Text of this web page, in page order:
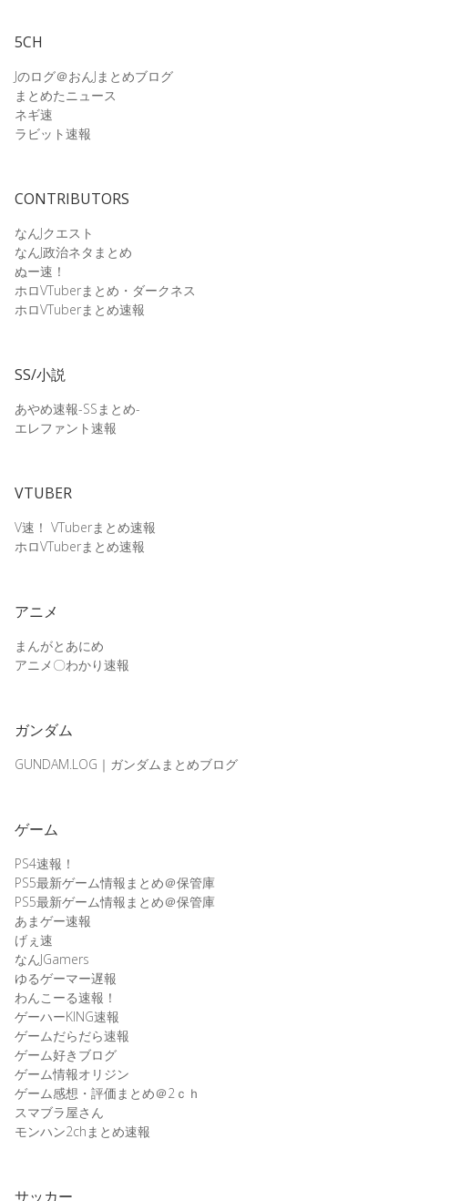
5CH
Jのログ＠おんJまとめブログ
まとめたニュース
ネギ速
ラビット速報
CONTRIBUTORS
なんJクエスト
なんJ政治ネタまとめ
ぬー速！
ホロVTuberまとめ・ダークネス
ホロVTuberまとめ速報
SS/小説
あやめ速報-SSまとめ-
エレファント速報
VTUBER
V速！ VTuberまとめ速報
ホロVTuberまとめ速報
アニメ
まんがとあにめ
アニメ〇わかり速報
ガンダム
GUNDAM.LOG｜ガンダムまとめブログ
ゲーム
PS4速報！
PS5最新ゲーム情報まとめ＠保管庫
PS5最新ゲーム情報まとめ＠保管庫
あまゲー速報
げぇ速
なんJGamers
ゆるゲーマー遅報
わんこーる速報！
ゲーハーKING速報
ゲームだらだら速報
ゲーム好きブログ
ゲーム情報オリジン
ゲーム感想・評価まとめ＠2ｃｈ
スマブラ屋さん
モンハン2chまとめ速報
サッカー